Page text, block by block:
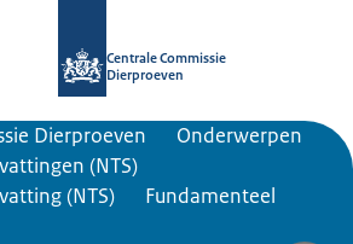
Centrale Commissie
Dierproeven
Dierproeven
Onderwerpen
(NTS)
(NTS)
Fundamenteel